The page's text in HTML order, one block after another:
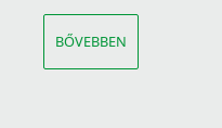
BŐVEBBEN